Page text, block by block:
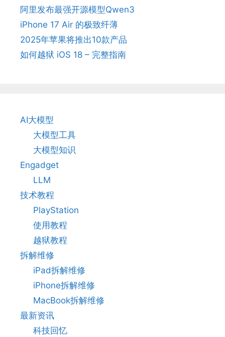
阿里发布最强开源模型Qwen3
iPhone 17 Air 的极致纤薄
2025年苹果将推出10款产品
如何越狱 iOS 18 – 完整指南
AI大模型
大模型工具
大模型知识
Engadget
LLM
技术教程
PlayStation
使用教程
越狱教程
拆解维修
iPad拆解维修
iPhone拆解维修
MacBook拆解维修
最新资讯
科技回忆